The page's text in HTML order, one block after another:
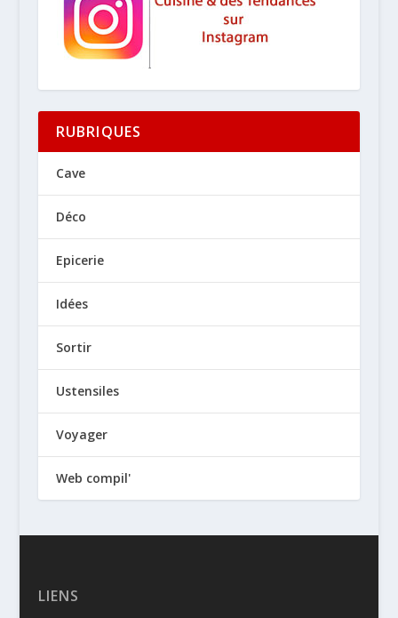
RUBRIQUES
Cave
Déco
Epicerie
Idées
Sortir
Ustensiles
Voyager
Web compil'
LIENS